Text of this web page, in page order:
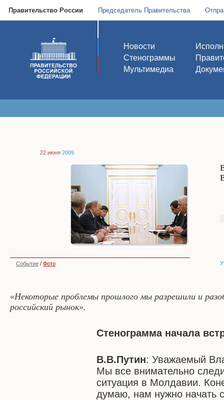
Правительство России Председатель Правительства
Новости
Стенограммы
Мультимедиа
22 июня 2009
Событие / Фото
«Некоторые проблемы прошлого мы разрешили и
российский рынок».
Стенограмма начала
В.В.Путин: Уважаемый
Мы все внимательно
ситуация в Молдавии.
думаю, нам нужно начать